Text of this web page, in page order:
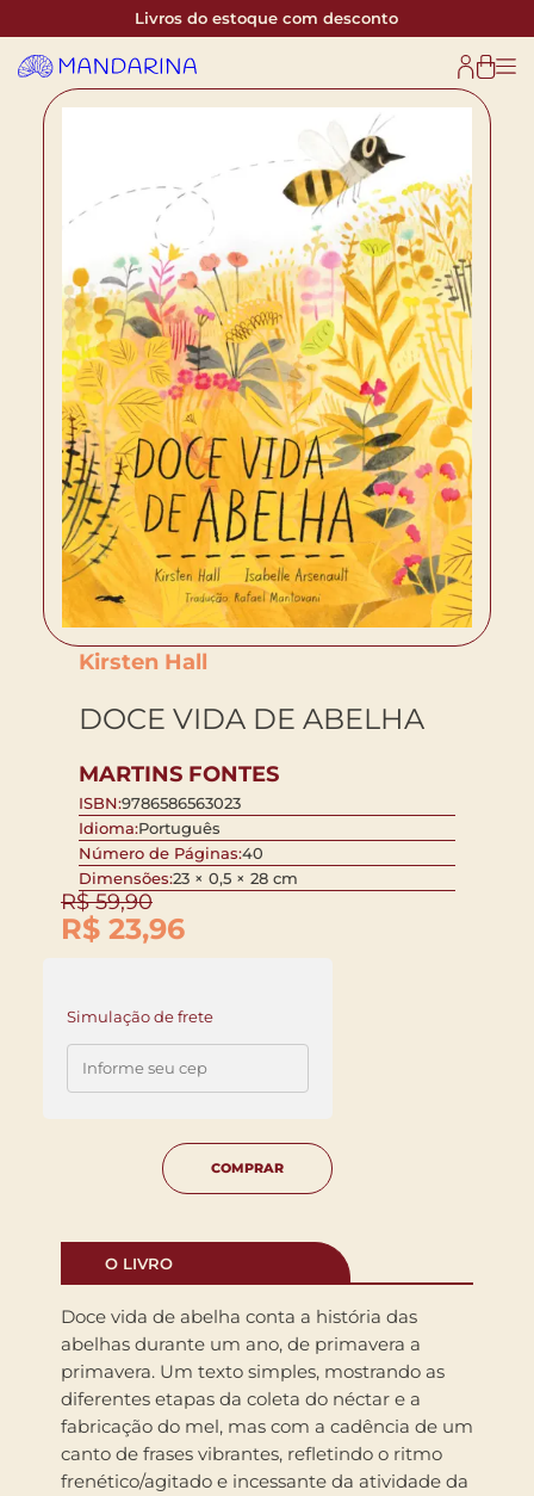
Livros do estoque com desconto
Kirsten Hall
DOCE VIDA DE ABELHA
MARTINS FONTES
ISBN:9786586563023
Idioma:Português
Número de Páginas:40
Dimensões:23 × 0,5 × 28 cm
R$59,90
R$ 23,96
Simulação de frete
COMPRAR
O LIVRO
Doce vida de abelha conta a história das
abelhas durante um ano, de primavera a
primavera. Um texto simples, mostrando as
diferentes etapas da coleta do néctar e a
fabricação do mel, mas com a cadência de um
canto de frases vibrantes, refletindo o ritmo
frenético/agitado e incessante da atividade da